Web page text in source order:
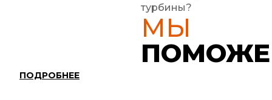
турбины?
МЫ
ПОДРОБНЕЕ